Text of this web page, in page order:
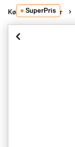
Køkkenredskaber
SuperPris